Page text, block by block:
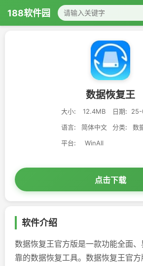
188软件园
数据恢复王
大小: 12.4MB 日期:
语言:
简体中文 分类:
数
平台:
WinAll
点击下载
软件介绍
数据恢复王官方版是一款功能全面
靠的数据恢复工具。数据恢复王官